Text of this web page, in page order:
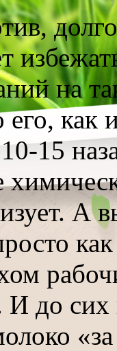
на
его, как
15
А
до сих